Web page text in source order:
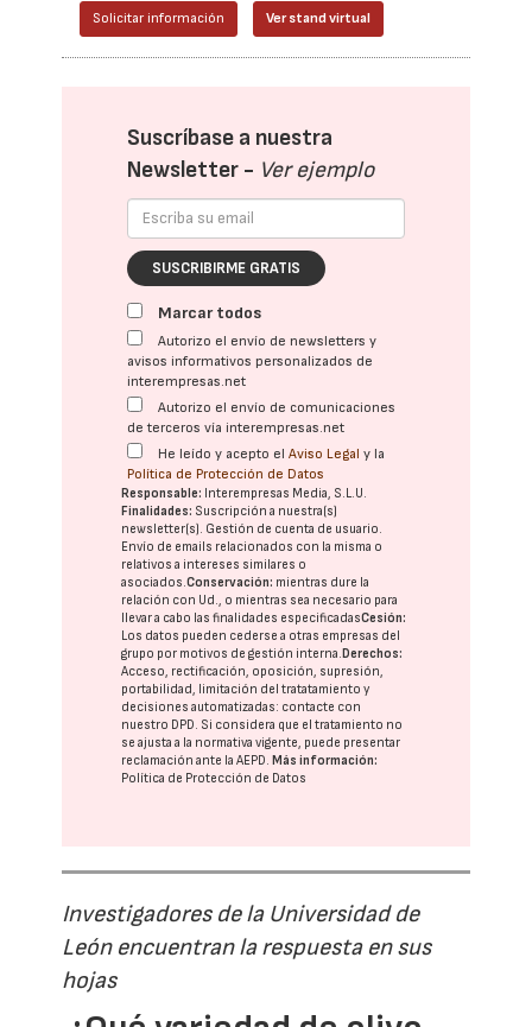
Solicitar información Ver stand virtual
Suscríbase a nuestra
Newsletter - Ver ejemplo
SUSCRIBIRME GRATIS
Marcar todos
Autorizo el envío de newsletters y
avisos informativos personalizados de
interempresas.net
Autorizo el envío de comunicaciones
de terceros vía interempresas.net
He leído y acepto elAviso Legal y la
Política de Protección de Datos
Responsable: Interempresas Media, S.L.U.
Finalidades: Suscripción a nuestra(s)
newsletter(s). Gestión de cuenta de usuario.
Envío de emails relacionados con la misma o
relativos a intereses similares o
asociados.Conservación: mientras dure la
relación con Ud., o mientras sea necesario para
llevar a cabo las finalidades especificadasCesión:
Los datos pueden cederse a otras empresas del
grupo por motivos de gestión interna.Derechos:
Acceso, rectificación, oposición, supresión,
portabilidad, limitación del tratatamiento y
decisiones automatizadas: contacte con
nuestro DPD. Si considera que el tratamiento no
se ajusta a la normativa vigente, puede presentar
reclamación ante laAEPD.Más información:
Política de Protección de Datos
Investigadores de la Universidad de
León encuentran la respuesta en sus
hojas